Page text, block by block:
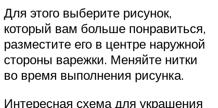
Для этого выберите рисунок,
который вам больше понравиться,
разместите его в центре наружной
стороны варежки. Меняйте нитки
во время выполнения рисунка.
Интересная схема для украшения